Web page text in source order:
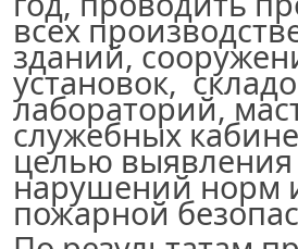
всех
зданий,
установок,
лабораторий,
служебных
целью выявления
нарушений норм
пожарной